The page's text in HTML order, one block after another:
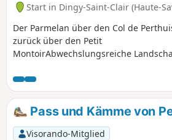
Start in Dingy-Saint-Clair (Haute-
Der Parmelan über den Col de
zurück über den Petit
MontoirAbwechslungsreiche
Felsen und beeindruckenden
Gipfel.
Pass und Kämme von
Visorando-Mitglied